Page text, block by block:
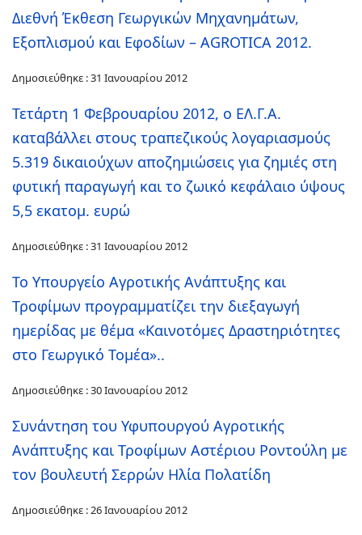
Διεθνή Έκθεση Γεωργικών Μηχανημάτων,
Εξοπλισμού και Εφοδίων – AGROTICA 2012.
Δημοσιεύθηκε : 31 Ιανουαρίου 2012
Τετάρτη 1 Φεβρουαρίου 2012, ο ΕΛ.Γ.Α.
καταβάλλει στους τραπεζικούς λογαριασμούς
5.319 δικαιούχων αποζημιώσεις για ζημιές στη
φυτική παραγωγή και το ζωικό κεφάλαιο ύψους
5,5 εκατομ. ευρώ
Δημοσιεύθηκε : 31 Ιανουαρίου 2012
Το Υπουργείο Αγροτικής Ανάπτυξης και
Τροφίμων προγραμματίζει την διεξαγωγή
ημερίδας με θέμα «Καινοτόμες Δραστηριότητες
στο Γεωργικό Τομέα»..
Δημοσιεύθηκε : 30 Ιανουαρίου 2012
Συνάντηση του Υφυπουργού Αγροτικής
Ανάπτυξης και Τροφίμων Αστέριου Ροντούλη με
τον βουλευτή Σερρών Ηλία Πολατίδη
Δημοσιεύθηκε : 26 Ιανουαρίου 2012